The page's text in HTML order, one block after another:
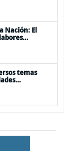
Nación: El
temas
de